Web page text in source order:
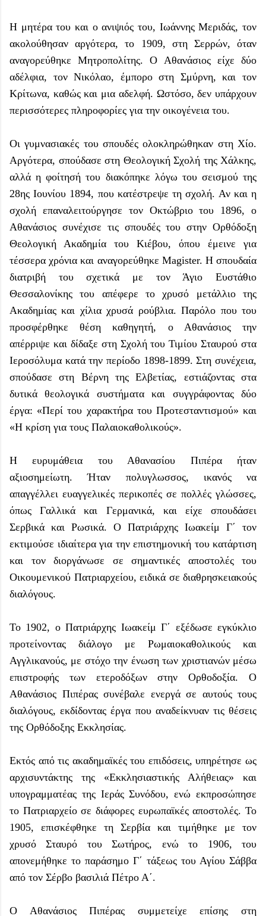
Η μητέρα του και ο ανιψιός του, Ιωάννης Μεριδάς, τον
ακολούθησαν αργότερα, το 1909, στη Σερρών, όταν
αναγορεύθηκε Μητροπολίτης. Ο Αθανάσιος είχε δύο
αδέλφια, τον Νικόλαο, έμπορο στη Σμύρνη, και τον
Κρίτωνα, καθώς και μια αδελφή. Ωστόσο, δεν υπάρχουν
περισσότερες πληροφορίες για την οικογένεια του.
Οι γυμνασιακές του σπουδές ολοκληρώθηκαν στη Χίο.
Αργότερα, σπούδασε στη Θεολογική Σχολή της Χάλκης,
αλλά η φοίτησή του διακόπηκε λόγω του σεισμού της
28ης Ιουνίου 1894, που κατέστρεψε τη σχολή. Αν και η
σχολή επαναλειτούργησε τον Οκτώβριο του 1896, ο
Αθανάσιος συνέχισε τις σπουδές του στην Ορθόδοξη
Θεολογική Ακαδημία του Κιέβου, όπου έμεινε για
τέσσερα χρόνια και αναγορεύθηκε Magister. Η σπουδαία
διατριβή του σχετικά με τον Άγιο Ευστάθιο
Θεσσαλονίκης του απέφερε το χρυσό μετάλλιο της
Ακαδημίας και χίλια χρυσά ρούβλια. Παρόλο που του
προσφέρθηκε θέση καθηγητή, ο Αθανάσιος την
απέρριψε και δίδαξε στη Σχολή του Τιμίου Σταυρού στα
Ιεροσόλυμα κατά την περίοδο 1898-1899. Στη συνέχεια,
σπούδασε στη Βέρνη της Ελβετίας, εστιάζοντας στα
δυτικά θεολογικά συστήματα και συγγράφοντας δύο
έργα: «Περί του χαρακτήρα του Προτεσταντισμού» και
«Η κρίση για τους Παλαιοκαθολικούς».
Η ευρυμάθεια του Αθανασίου Πιπέρα ήταν
αξιοσημείωτη. Ήταν πολυγλωσσος, ικανός να
απαγγέλλει ευαγγελικές περικοπές σε πολλές γλώσσες,
όπως Γαλλικά και Γερμανικά, και είχε σπουδάσει
Σερβικά και Ρωσικά. Ο Πατριάρχης Ιωακείμ Γ΄ τον
εκτιμούσε ιδιαίτερα για την επιστημονική του κατάρτιση
και τον διοργάνωσε σε σημαντικές αποστολές του
Οικουμενικού Πατριαρχείου, ειδικά σε διαθρησκειακούς
διαλόγους.
Το 1902, ο Πατριάρχης Ιωακείμ Γ΄ εξέδωσε εγκύκλιο
προτείνοντας διάλογο με Ρωμαιοκαθολικούς και
Αγγλικανούς, με στόχο την ένωση των χριστιανών μέσω
επιστροφής των ετεροδόξων στην Ορθοδοξία. Ο
Αθανάσιος Πιπέρας συνέβαλε ενεργά σε αυτούς τους
διαλόγους, εκδίδοντας έργα που αναδείκνυαν τις θέσεις
της Ορθόδοξης Εκκλησίας.
Εκτός από τις ακαδημαϊκές του επιδόσεις, υπηρέτησε ως
αρχισυντάκτης της «Εκκλησιαστικής Αλήθειας» και
υπογραμματέας της Ιεράς Συνόδου, ενώ εκπροσώπησε
το Πατριαρχείο σε διάφορες ευρωπαϊκές αποστολές. Το
1905, επισκέφθηκε τη Σερβία και τιμήθηκε με τον
χρυσό Σταυρό του Σωτήρος, ενώ το 1906, του
απονεμήθηκε το παράσημο Γ΄ τάξεως του Αγίου Σάββα
από τον Σέρβο βασιλιά Πέτρο Α΄.
Ο Αθανάσιος Πιπέρας συμμετείχε επίσης στη